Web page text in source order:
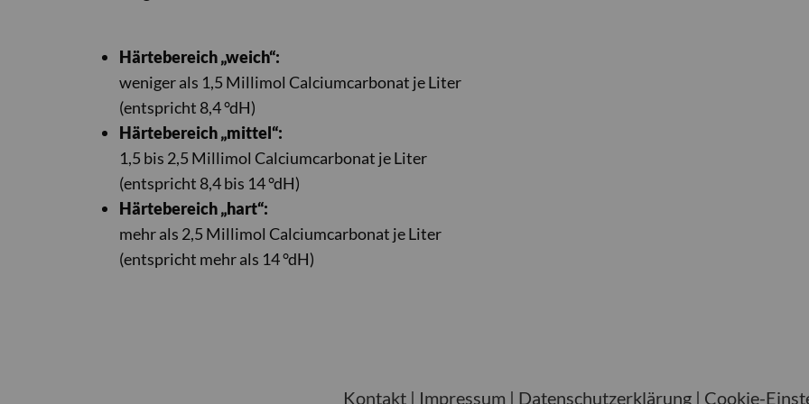
Härtebereich „weich“:
weniger als 1,5 Millimol Calciumcarbonat je Liter
(entspricht 8,4 °dH)
Härtebereich „mittel“:
1,5 bis 2,5 Millimol Calciumcarbonat je Liter
(entspricht 8,4 bis 14 °dH)
Härtebereich „hart“:
mehr als 2,5 Millimol Calciumcarbonat je Liter
(entspricht mehr als 14 °dH)
Kontakt| Impressum | Datenschutzerklärung| Cookie-